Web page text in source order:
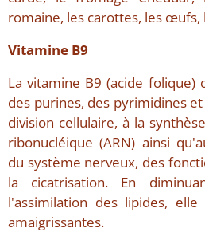
romaine, les carottes, les œufs,
Vitamine B9
La vitamine B9 (acide folique)
des purines, des pyrimidines
division cellulaire, à la
ribonucléique (ARN) ainsi
du système nerveux, des
la cicatrisation. En
l'assimilation des lipides,
amaigrissantes.